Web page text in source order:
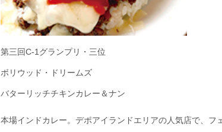
第三回C-1グランプリ・三位
ボリウッド・ドリームズ
バターリッチチキンカレー＆ナン
本場インドカレー。デポアイランドエリアの人気店で、フ